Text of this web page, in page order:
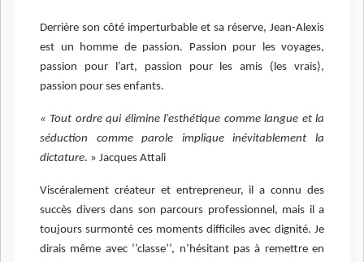
Derrière son côté imperturbable et sa réserve, Jean-Alexis
est un homme de passion. Passion pour les voyages,
passion pour l’art, passion pour les amis (les vrais),
passion pour ses enfants.
« Tout ordre qui élimine l'esthétique comme langue et la
séduction comme parole implique inévitablement la
dictature. » Jacques Attali
Viscéralement créateur et entrepreneur, il a connu des
succès divers dans son parcours professionnel, mais il a
toujours surmonté ces moments difficiles avec dignité. Je
dirais même avec ‘’classe’’, n’hésitant pas à remettre en